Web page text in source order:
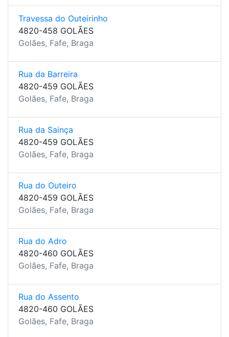
Travessa do Outeirinho
4820-458 GOLÃES
Golães, Fafe, Braga
Rua da Barreira
4820-459 GOLÃES
Golães, Fafe, Braga
Rua da Sainça
4820-459 GOLÃES
Golães, Fafe, Braga
Rua do Outeiro
4820-459 GOLÃES
Golães, Fafe, Braga
Rua do Adro
4820-460 GOLÃES
Golães, Fafe, Braga
Rua do Assento
4820-460 GOLÃES
Golães, Fafe, Braga